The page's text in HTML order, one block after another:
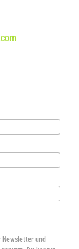
Newsletter und